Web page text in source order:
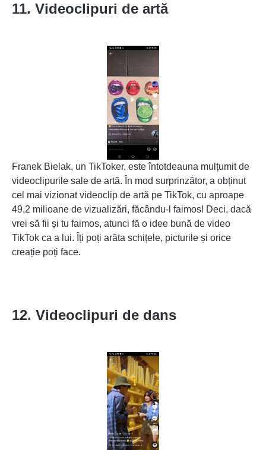
11. Videoclipuri de artă
Franek Bielak, un TikToker, este întotdeauna mulțumit de
videoclipurile sale de artă. În mod surprinzător, a obținut
cel mai vizionat videoclip de artă pe TikTok, cu aproape
49,2 milioane de vizualizări, făcându-l faimos! Deci, dacă
vrei să fii și tu faimos, atunci fă o idee bună de video
TikTok ca a lui. Îți poți arăta schițele, picturile și orice
creație poți face.
12. Videoclipuri de dans